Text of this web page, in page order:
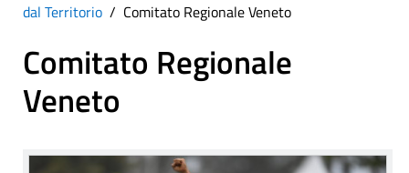
dal Territorio
Comitato Regionale Veneto
Comitato Regionale
Veneto